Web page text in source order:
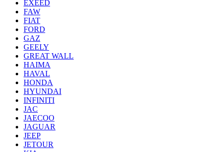
EXEED
FAW
FIAT
FORD
GAZ
GEELY
GREAT WALL
HAIMA
HAVAL
HONDA
HYUNDAI
INFINITI
JAC
JAECOO
JAGUAR
JEEP
JETOUR